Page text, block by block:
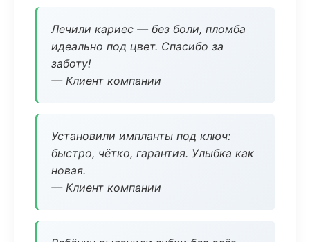
Лечили кариес — без боли, пломба
идеально под цвет. Спасибо за
заботу!
— Клиент компании
Установили импланты под ключ:
быстро, чётко, гарантия. Улыбка как
новая.
— Клиент компании